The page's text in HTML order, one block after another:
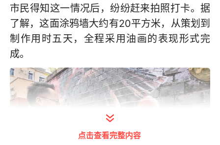
市民得知这一情况后，纷纷赶来拍照打卡。据
了解，这面涂鸦墙大约有20平方米，从策划到
制作用时五天，全程采用油画的表现形式完
成。
点击查看完整内容